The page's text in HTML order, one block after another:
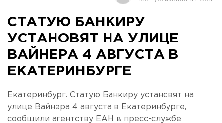
СТАТУЮ БАНКИРУ
УСТАНОВЯТ НА УЛИЦЕ
ВАЙНЕРА 4 АВГУСТА В
ЕКАТЕРИНБУРГЕ
Екатеринбург. Статую Банкиру установят на
улице Вайнера 4 августа в Екатеринбурге,
сообщили агентству ЕАН в пресс-службе